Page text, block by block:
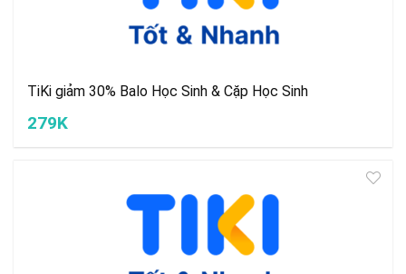
TiKi giảm 30% Balo Học Sinh & Cặp Học Sinh
279K